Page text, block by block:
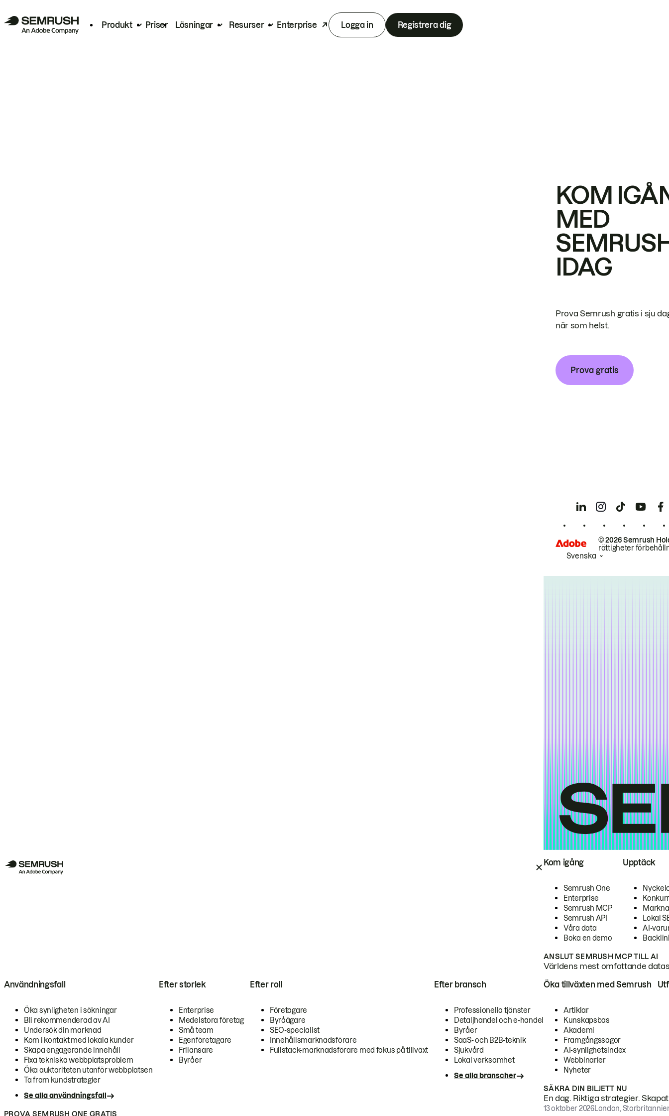
Produkt Priser Lösningar Resurser Enterprise Logga in Registrera dig
Kom igång
Semrush One
Enterprise
Semrush MCP
Semrush API
Våra data
Boka en demo
Upptäck
Lokal
AI-
ANSLUT SEMRUSH MCP TILL AI
Världens mest omfattande
Användningsfall
Öka synligheten i sökningar
Bli rekommenderad av AI
Undersök din marknad
Kom i kontakt med lokala kunder
Skapa engagerande innehåll
Fixa tekniska webbplatsproblem
Öka auktoriteten utanför webbplatsen
Ta fram kundstrategier
Se alla användningsfall
Efter storlek
Enterprise
Medelstora företag
Små team
Egenföretagare
Frilansare
Byråer
Efter roll
Företagare
Byråägare
SEO-specialist
Innehållsmarknadsförare
Fullstack-marknadsförare med fokus på tillväxt
Efter bransch
Professionella tjänster
Detaljhandel och e-handel
Byråer
SaaS- och B2B-teknik
Sjukvård
Lokal verksamhet
Se alla branscher
PROVA SEMRUSH ONE GRATIS
Öka tillväxten med Semrush
Artiklar
Kunskapsbas
Akademi
Framgångssagor
AI-synlighetsindex
Webbinarier
Nyheter
SÄKRA DIN BILJETT NU
En dag. Riktiga strategier.
13 oktober 2026London,
KOM
MED
IDAG
Prova Semrush gratis i sju
när som helst.
Prova gratis
© 2026 Semrush
rättigheter
Svenska